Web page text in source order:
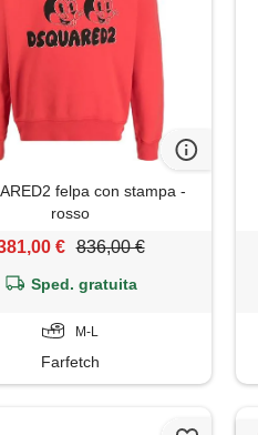
felpa con stampa -
rosso
€ 836,00 €
Sped. gratuita
M-L
Farfetch